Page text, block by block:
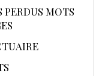
PERDUS MOTS